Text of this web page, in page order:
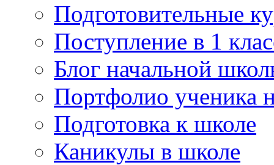
Подготовительные
Поступление в 1
Блог начальной
Портфолио ученика
Подготовка к школе
Каникулы в школе